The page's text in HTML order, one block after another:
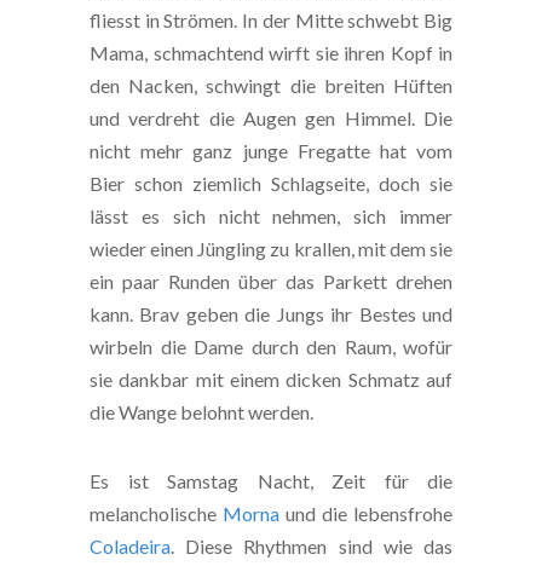
fliesst in Strömen. In der Mitte schwebt Big
Mama, schmachtend wirft sie ihren Kopf in
den Nacken, schwingt die breiten Hüften
und verdreht die Augen gen Himmel. Die
nicht mehr ganz junge Fregatte hat vom
Bier schon ziemlich Schlagseite, doch sie
lässt es sich nicht nehmen, sich immer
wieder einen Jüngling zu krallen, mit dem sie
ein paar Runden über das Parkett drehen
kann. Brav geben die Jungs ihr Bestes und
wirbeln die Dame durch den Raum, wofür
sie dankbar mit einem dicken Schmatz auf
die Wange belohnt werden.
Es ist Samstag Nacht, Zeit für die
melancholische Morna und die lebensfrohe
Coladeira. Diese Rhythmen sind wie das